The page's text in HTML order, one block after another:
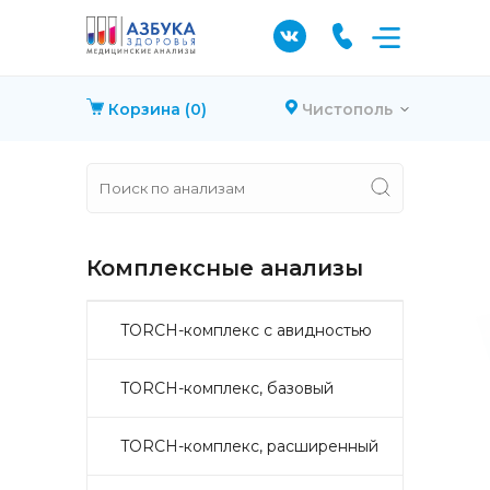
Корзина (0) Чистополь
Комплексные анализы
TORCH-комплекс с авидностью
TORCH-комплекс, базовый
TORCH-комплекс, расширенный